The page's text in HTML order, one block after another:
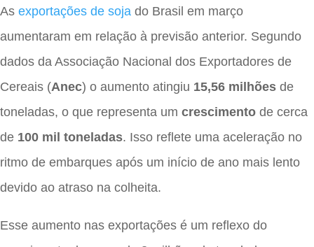
As exportações de soja do Brasil em março
aumentaram em relação à previsão anterior. Segundo
dados da Associação Nacional dos Exportadores de
Cereais (Anec) o aumento atingiu 15,56 milhões de
toneladas, o que representa um crescimento de cerca
de 100 mil toneladas. Isso reflete uma aceleração no
ritmo de embarques após um início de ano mais lento
devido ao atraso na colheita.
Esse aumento nas exportações é um reflexo do